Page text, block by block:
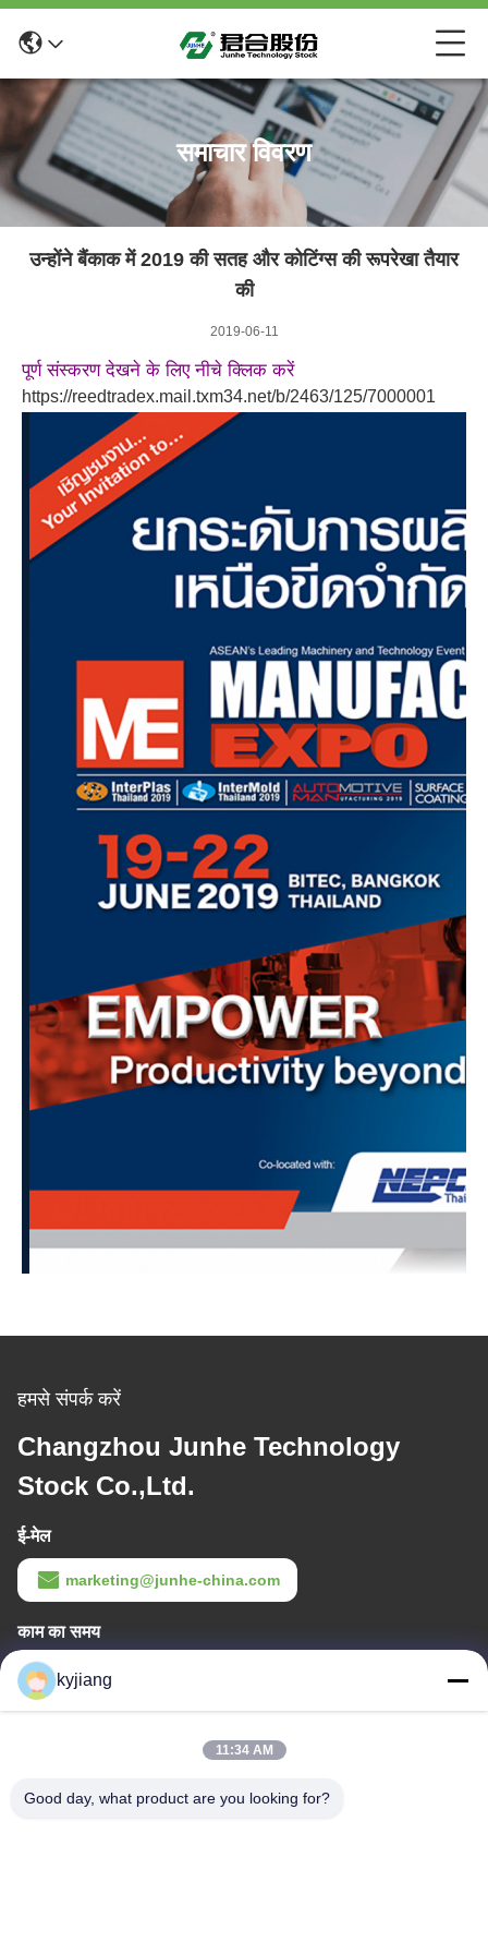
समाचार विवरण
उन्होंने बैंकाक में 2019 की सतह और कोटिंग्स की रूपरेखा तैयार
की
2019-06-11
पूर्ण संस्करण देखने के लिए नीचे क्लिक करें
https://reedtradex.mail.txm34.net/b/2463/125/7000001
हमसे संपर्क करें
Changzhou Junhe Technology
Stock Co.,Ltd.
ई-मेल
marketing@junhe-china.com
काम का समय
8:00-17:30
हमारा पता
Jiangsu प्रांत
kyjiang
11:34 AM
Good day, what product are you looking for?